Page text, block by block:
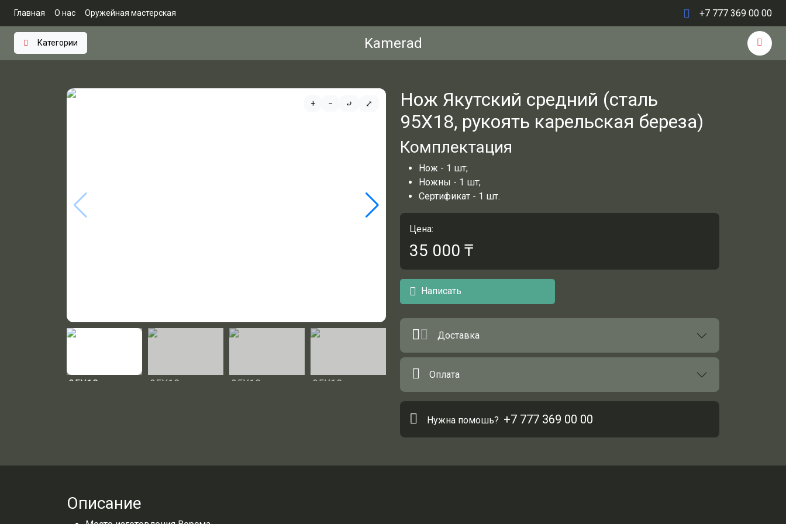
Главная О нас Оружейная мастерская +7 777 369 00 00
Категории Kamerad
+ − ⤾ ⤢
Нож Якутский средний (сталь
95Х18, рукоять карельская береза)
Комплектация
Нож - 1 шт;
Ножны - 1 шт;
Сертификат - 1 шт.
Цена:
35 000 ₸
Написать
Доставка
Оплата
Нужна помошь? +7 777 369 00 00
Описание